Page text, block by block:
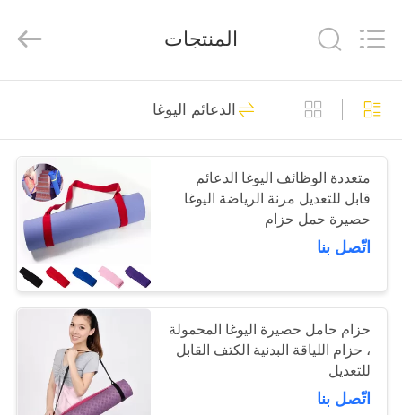
منزل
المنتجات
حول
جولة
في
المعمل
Technology
Co.,
Rights
حصيرة اليوغا للياقة
البدنية
يوجا كتل التمرين
17
المنتجات
الدعائم اليوغا
متعددة الوظائف اليوغا الدعائم
قابل للتعديل مرنة الرياضة اليوغا
حصيرة حمل حزام
اتّصل بنا
حزام حامل حصيرة اليوغا المحمولة
، حزام اللياقة البدنية الكتف القابل
للتعديل
اتّصل بنا